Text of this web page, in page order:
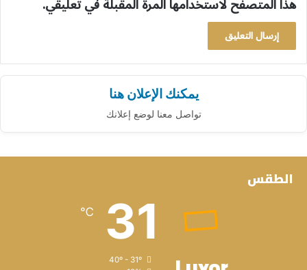
يمكنك الإعلان هنا
تواصل معنا لوضع إعلانك
الطقس
31
℃